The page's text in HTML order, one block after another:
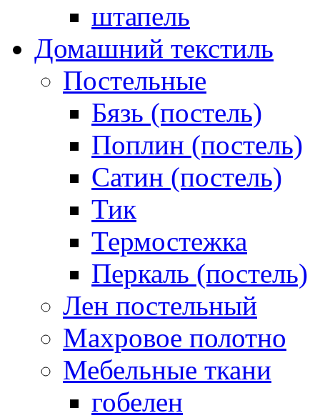
штапель
Домашний текстиль
Постельные
Бязь (постель)
Поплин (постель)
Сатин (постель)
Тик
Термостежка
Перкаль (постель)
Лен постельный
Махровое полотно
Мебельные ткани
гобелен